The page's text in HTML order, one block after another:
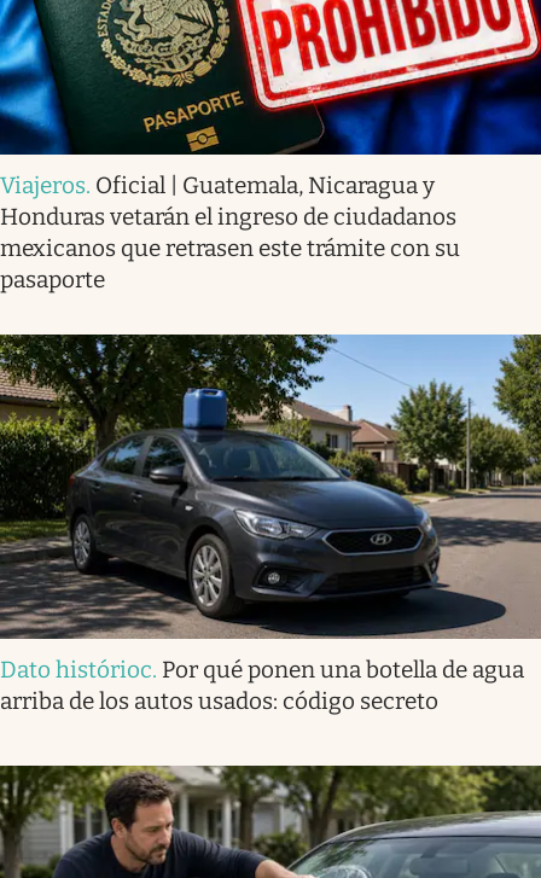
Viajeros. Oficial | Guatemala, Nicaragua y
Honduras vetarán el ingreso de ciudadanos
mexicanos que retrasen este trámite con su
pasaporte
Dato histórioc. Por qué ponen una botella de agua
arriba de los autos usados: código secreto